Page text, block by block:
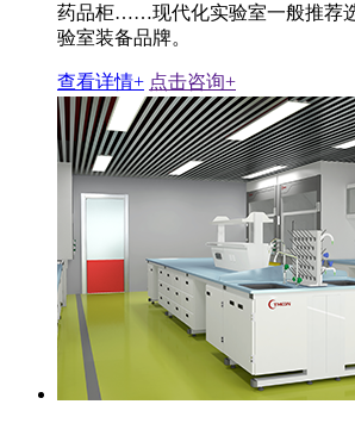
药品柜……现代化实验室一般推荐
验室装备品牌。
查看详情+ 点击咨询+